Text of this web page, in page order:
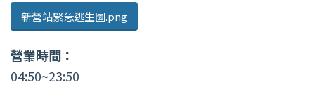
新營站緊急逃生圖.png
營業時間：
04:50~23:50